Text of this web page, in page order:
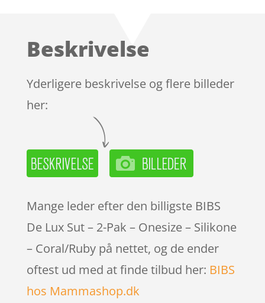
Beskrivelse
Yderligere beskrivelse og flere billeder
her:
Mange leder efter den billigste BIBS
De Lux Sut – 2-Pak – Onesize – Silikone
– Coral/Ruby på nettet, og de ender
oftest ud med at finde tilbud her: BIBS
hos Mammashop.dk